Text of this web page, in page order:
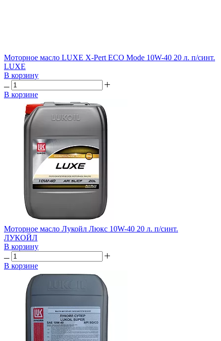
Моторное масло LUXE X-Pert ECO Mode 10W-40 20 л. п/синт.
LUXE
В корзину
В корзине
Моторное масло Лукойл Люкс 10W-40 20 л. п/синт.
ЛУКОЙЛ
В корзину
В корзине